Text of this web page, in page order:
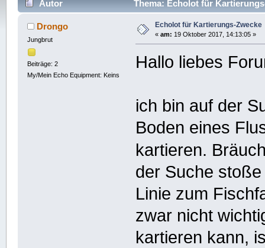
Autor Thema: Echolot für
Drongo
Jungbrut
Beiträge: 2
My/Mein Echo Equipment: Keins
Echolot für Kartierungs-Zwecke
« am: 19 Oktober 2017, 14:13:05 »
Hallo liebes
ich bin auf der
Boden eines
kartieren.
der Suche
Linie zum
zwar nicht
kartieren kann,